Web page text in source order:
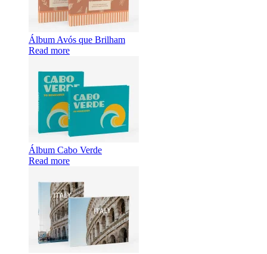
Álbum Avós que Brilham
Read more
Álbum Cabo Verde
Read more